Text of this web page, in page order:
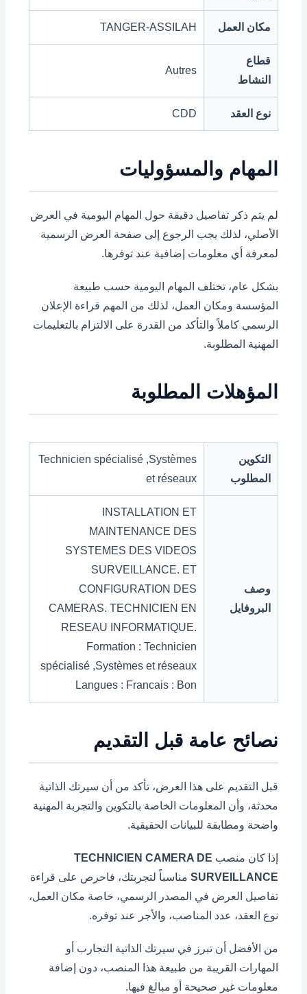
مكان العمل TANGER-ASSILAH
قطاع
النشاط
Autres
نوع العقد CDD
المهام والمسؤوليات
لم يتم ذكر تفاصيل دقيقة حول المهام اليومية في العرض
الأصلي، لذلك يجب الرجوع إلى صفحة العرض الرسمية
لمعرفة أي معلومات إضافية عند توفرها.
بشكل عام، تختلف المهام اليومية حسب طبيعة
المؤسسة ومكان العمل، لذلك من المهم قراءة الإعلان
الرسمي كاملاً والتأكد من القدرة على الالتزام بالتعليمات
المهنية المطلوبة.
المؤهلات المطلوبة
التكوين
المطلوب
Technicien spécialisé ,Systèmes
et réseaux
وصف
البروفايل
INSTALLATION ET
MAINTENANCE DES
SYSTEMES DES VIDEOS
SURVEILLANCE. ET
CONFIGURATION DES
CAMERAS. TECHNICIEN EN
RESEAU INFORMATIQUE.
Formation : Technicien
spécialisé ,Systèmes et réseaux
Langues : Francais : Bon
نصائح عامة قبل التقديم
قبل التقديم على هذا العرض، تأكد من أن سيرتك الذاتية
محدثة، وأن المعلومات الخاصة بالتكوين والتجربة المهنية
واضحة ومطابقة للبيانات الحقيقية.
إذا كان منصب TECHNICIEN CAMERA DE
SURVEILLANCE مناسباً لتجربتك، فاحرص على قراءة
تفاصيل العرض في المصدر الرسمي، خاصة مكان العمل،
نوع العقد، عدد المناصب، والأجر عند توفره.
من الأفضل أن تبرز في سيرتك الذاتية التجارب أو
المهارات القريبة من طبيعة هذا المنصب، دون إضافة
معلومات غير صحيحة أو مبالغ فيها.